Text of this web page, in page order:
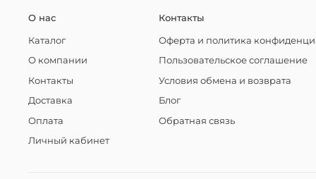
О нас
Каталог
О компании
Контакты
Доставка
Оплата
Личный кабинет
Контакты
Оферта и политика
Пользовательское соглашение
Условия обмена и возврата
Блог
Обратная связь